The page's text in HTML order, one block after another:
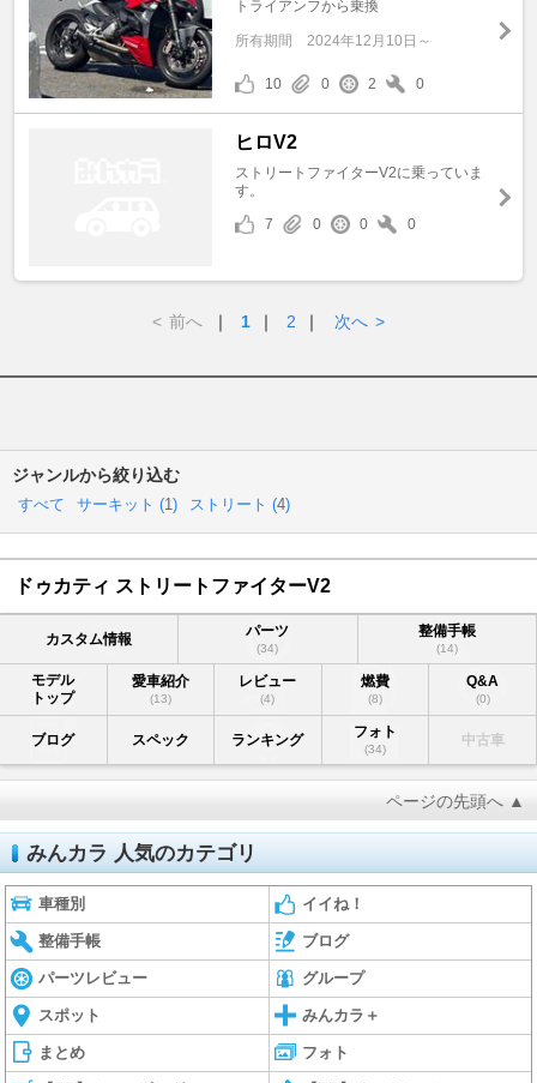
トライアンフから乗換
所有期間 2024年12月10日～
10 0 2 0
ヒロV2
ストリートファイターV2に乗っていま
す。
7
0 0 0
< 前へ ｜ 1 ｜ 2 ｜ 次へ >
ジャンルから絞り込む
すべて サーキット (1) ストリート (4)
ドゥカティ ストリートファイターV2
カスタム情報 パーツ
(34)
整備手帳
(14)
モデル
トップ
愛車紹介
(13)
レビュー
(4)
燃費
(8)
Q&A
(0)
ブログ スペック ランキング フォト
(34)
中古車
ページの先頭へ ▲
みんカラ 人気のカテゴリ
車種別 イイね！
整備手帳 ブログ
パーツレビュー グループ
スポット みんカラ＋
まとめ フォト